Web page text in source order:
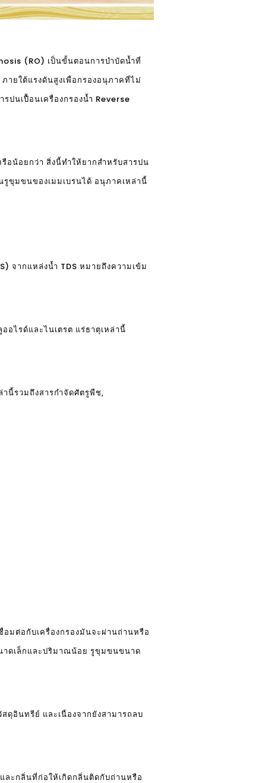
(RO) เป็นขั้นตอนการบำบัดน้ำที่
ายใต้แรงดันสูงเพื่อกรองอนุภาคที่ไม่
ปนเปื้อนเครื่องกรองน้ำ Reverse
อน้อยกว่า สิ่งนี้ทำให้ยากสำหรับสารปน
ขุมขนของเมมเบรนได้ อนุภาคเหล่านี้
จากแหล่งน้ำ TDS หมายถึงความเข้ม
ไรด์และไนเตรต แร่ธาตุเหล่านี้
นี้รวมถึงสารกำจัดศัตรูพืช,
มต่อกับเครื่องกรองมันจะผ่านถ่านหรือ
ดเล็กและปริมาณน้อย รูขุมขนขนาด
ดุอินทรีย์ และเนื่องจากยังสามารถลบ
ละกลิ่นที่ก่อให้เกิดกลิ่นติดกับถ่านหรือ